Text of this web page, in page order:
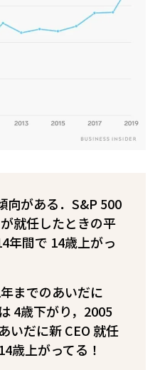
向がある．S&P 500
就任したときの平
年間で 14歳上がっ
までのあいだに
4歳下がり，2005
いだに新 CEO 就任
歳上がってる！